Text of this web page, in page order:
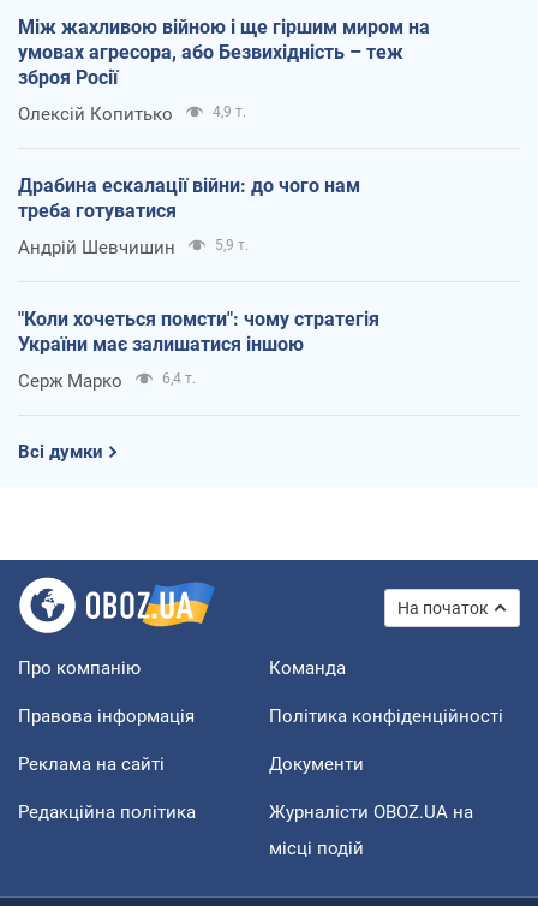
Між жахливою війною і ще гіршим миром на
умовах агресора, або Безвихідність – теж
зброя Росії
Олексій Копитько 4,9 т.
Драбина ескалації війни: до чого нам
треба готуватися
Андрій Шевчишин 5,9 т.
"Коли хочеться помсти": чому стратегія
України має залишатися іншою
Серж Марко 6,4 т.
Всі думки
На початок
Про компанію Команда
Правова інформація Політика конфіденційності
Реклама на сайті Документи
Редакційна політика
Журналісти OBOZ.UA на
місці подій